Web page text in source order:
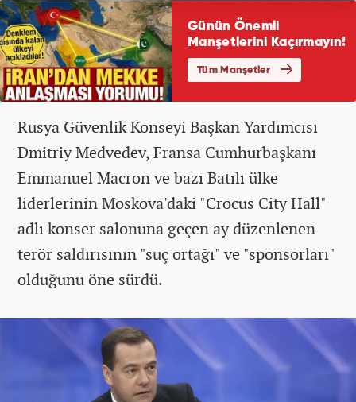
Rusya Güvenlik Konseyi Başkan Yardımcısı
Dmitriy Medvedev, Fransa Cumhurbaşkanı
Emmanuel Macron ve bazı Batılı ülke
liderlerinin Moskova'daki "Crocus City Hall"
adlı konser salonuna geçen ay düzenlenen
terör saldırısının "suç ortağı" ve "sponsorları"
olduğunu öne sürdü.